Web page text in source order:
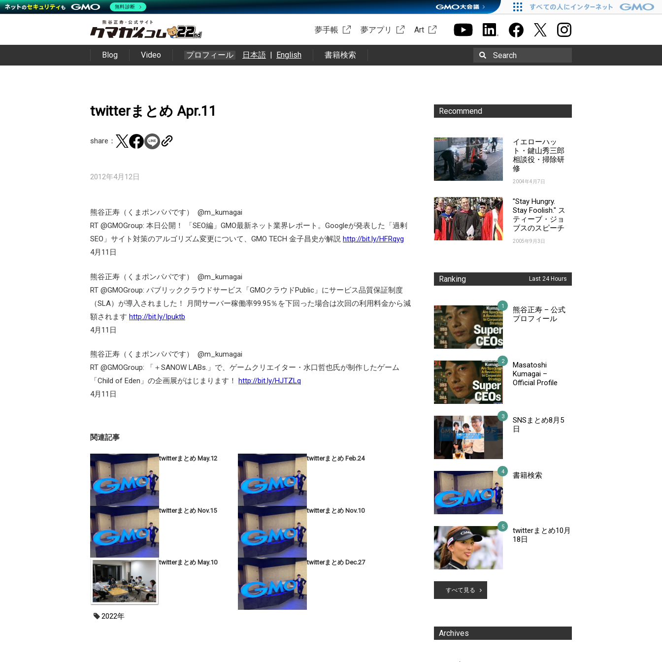
夢手帳 夢アプリ Art
Blog Video プロフィール 日本語 | English 書籍検索 Search
twitterまとめ Apr.11
share：
2012年4月12日
熊谷正寿（くまポンパパです） ‏ @m_kumagai
RT @GMOGroup: 本日公開！ 「SEO編」GMO最新ネット業界レポート。Googleが発表した「過剰
SEO」サイト対策のアルゴリズム変更について、GMO TECH 金子昌史が解説 http://bit.ly/HFRqyg
4月11日
熊谷正寿（くまポンパパです） ‏ @m_kumagai
RT @GMOGroup: パブリッククラウドサービス「GMOクラウドPublic」にサービス品質保証制度
（SLA）が導入されました！ 月間サーバー稼働率99.95％を下回った場合は次回の利用料金から減
額されます http://bit.ly/Ipuktb
4月11日
熊谷正寿（くまポンパパです） ‏ @m_kumagai
RT @GMOGroup: 「＋SANOW LABs.」で、ゲームクリエイター・水口哲也氏が制作したゲーム
「Child of Eden」の企画展がはじまります！ http://bit.ly/HJTZLq
4月11日
関連記事
twitterまとめ May.12 twitterまとめ Feb.24
twitterまとめ Nov.15 twitterまとめ Nov.10
twitterまとめ May.10 twitterまとめ Dec.27
2022年
Recommend
イエローハッ
ト・鍵山秀三郎
相談役・掃除研
修
2004年4月7日
"Stay Hungry.
Stay Foolish." ス
ティーブ・ジョ
ブスのスピーチ
2005年9月3日
Ranking Last 24 Hours
熊谷正寿 – 公式
プロフィール
Masatoshi
Kumagai –
Official Profile
SNSまとめ8月5
日
書籍検索
twitterまとめ10月
18日
すべて見る
Archives
無料診断